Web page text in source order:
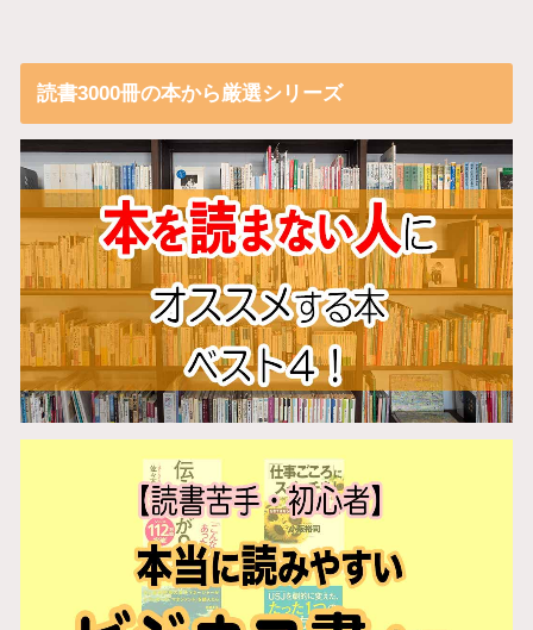
読書3000冊の本から厳選シリーズ